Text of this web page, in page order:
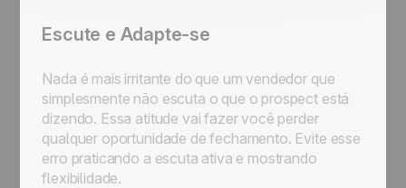
Escute e Adapte-se
Nada é mais irritante do que um vendedor que
simplesmente não escuta o que o prospect está
dizendo. Essa atitude vai fazer você perder
qualquer oportunidade de fechamento. Evite esse
erro praticando a escuta ativa e mostrando
flexibilidade.